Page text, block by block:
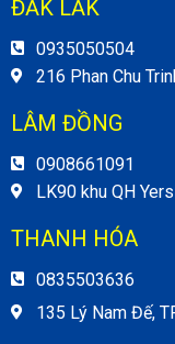
ĐẮK LẮK
0935050504
216 Phan Chu
LÂM ĐỒNG
0908661091
LK90 khu QH
THANH HÓA
0835503636
135 Lý Nam Đế,